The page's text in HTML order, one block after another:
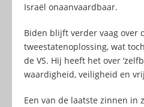
Israël onaanvaardbaar.
Biden blijft verder vaag over
tweestatenoplossing, wat
de VS. Hij heeft het over
waardigheid, veiligheid en
Een van de laatste zinnen in